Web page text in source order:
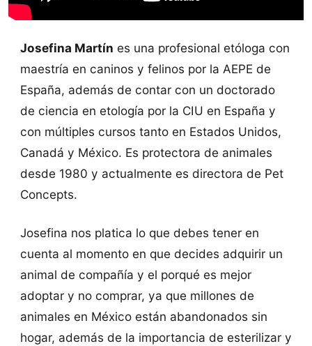
Josefina Martín es una profesional etóloga con
maestría en caninos y felinos por la AEPE de
España, además de contar con un doctorado
de ciencia en etología por la CIU en España y
con múltiples cursos tanto en Estados Unidos,
Canadá y México. Es protectora de animales
desde 1980 y actualmente es directora de Pet
Concepts.
Josefina nos platica lo que debes tener en
cuenta al momento en que decides adquirir un
animal de compañía y el porqué es mejor
adoptar y no comprar, ya que millones de
animales en México están abandonados sin
hogar, además de la importancia de esterilizar y